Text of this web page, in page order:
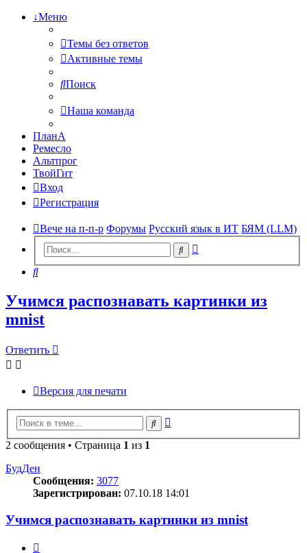
↓Меню
Темы без ответов
Активные темы
Поиск
Наша команда
ПланА
Ремесло
Альтпрог
ТвойГит
Вход
Регистрация
Вече на п-п-р Форумы Русский язык в ИТ БЯМ (LLM)
Поиск
Поиск
Учимся распознавать картинки из
mnist
Ответить
Версия для печати
Поиск
2 сообщения • Страница 1 из 1
БудДен
Сообщения: 3077
Зарегистрирован: 07.10.18 14:01
Учимся распознавать картинки из mnist